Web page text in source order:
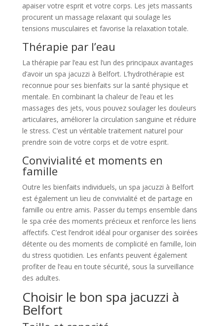
apaiser votre esprit et votre corps. Les jets massants
procurent un massage relaxant qui soulage les
tensions musculaires et favorise la relaxation totale.
Thérapie par l’eau
La thérapie par l’eau est l’un des principaux avantages
d’avoir un spa jacuzzi à Belfort. L’hydrothérapie est
reconnue pour ses bienfaits sur la santé physique et
mentale. En combinant la chaleur de l’eau et les
massages des jets, vous pouvez soulager les douleurs
articulaires, améliorer la circulation sanguine et réduire
le stress. C’est un véritable traitement naturel pour
prendre soin de votre corps et de votre esprit.
Convivialité et moments en
famille
Outre les bienfaits individuels, un spa jacuzzi à Belfort
est également un lieu de convivialité et de partage en
famille ou entre amis. Passer du temps ensemble dans
le spa crée des moments précieux et renforce les liens
affectifs. C’est l’endroit idéal pour organiser des soirées
détente ou des moments de complicité en famille, loin
du stress quotidien. Les enfants peuvent également
profiter de l’eau en toute sécurité, sous la surveillance
des adultes.
Choisir le bon spa jacuzzi à
Belfort